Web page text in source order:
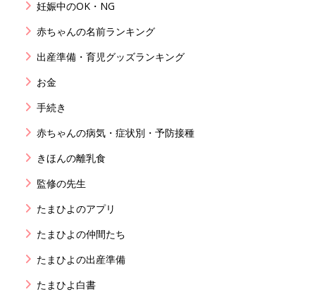
妊娠中のOK・NG
赤ちゃんの名前ランキング
出産準備・育児グッズランキング
お金
手続き
赤ちゃんの病気・症状別・予防接種
きほんの離乳食
監修の先生
たまひよのアプリ
たまひよの仲間たち
たまひよの出産準備
たまひよ白書